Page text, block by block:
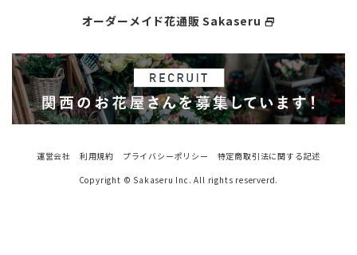
オーダーメイド花通販 Sakaseru select_window
運営会社 利用規約 プライバシーポリシー
特定商取引法に関する記述
Copyright © Sakaseru Inc. All rights reserverd.